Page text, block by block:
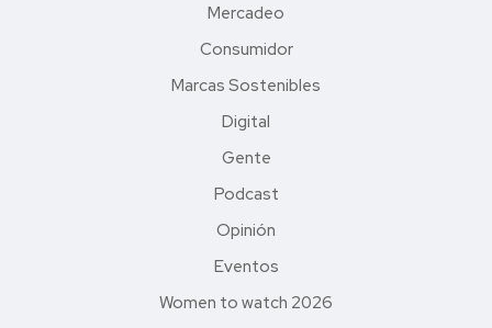
Mercadeo
Consumidor
Marcas Sostenibles
Digital
Gente
Podcast
Opinión
Eventos
Women to watch 2026